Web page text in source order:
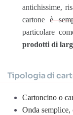
antichissime,
cartone è
particolare
prodotti di
Tipologia di
Cartoncino o
Onda